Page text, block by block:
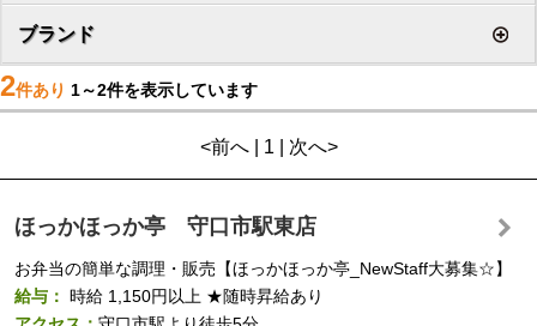
ブランド
2件あり 1～2件を表示しています
<前へ | 1 | 次へ>
ほっかほっか亭 守口市駅東店
お弁当の簡単な調理・販売【ほっかほっか亭_NewStaff大募集☆】
給与： 時給 1,150円以上 ★随時昇給あり